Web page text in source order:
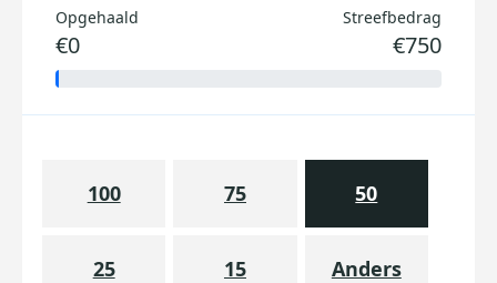
Opgehaald
€0
Streefbedrag
€750
100 75 50
25 15 Anders